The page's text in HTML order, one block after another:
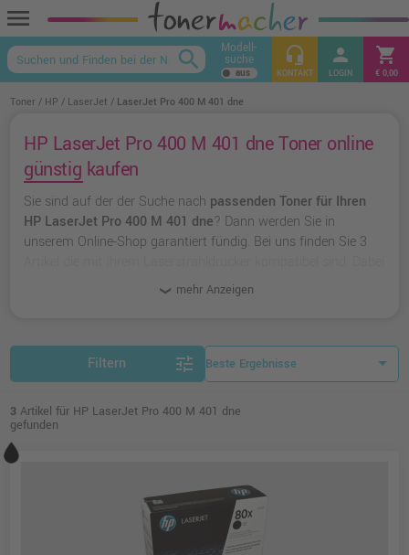
menu
keyboard_arrow_up
search Modell-
suche headset_mic
KONTAKT
person
LOGIN
shopping_cart
€ 0,00
Toner HP LaserJet LaserJet Pro 400 M 401 dne
HP LaserJet Pro 400 M 401 dne Toner online
günstig kaufen
Sie sind auf der der Suche nach passenden Toner für Ihren
HP LaserJet Pro 400 M 401 dne? Dann werden Sie in
unserem Online-Shop garantiert fündig. Bei uns finden Sie 3
originalen Toner von HP
greifen.
mehr Anzeigen
Filtern tune
3 Artikel für HP LaserJet Pro 400 M 401 dne
gefunden